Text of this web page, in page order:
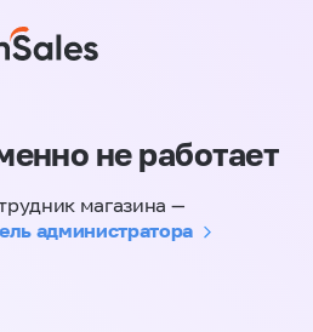
не работает
магазина —
администратора